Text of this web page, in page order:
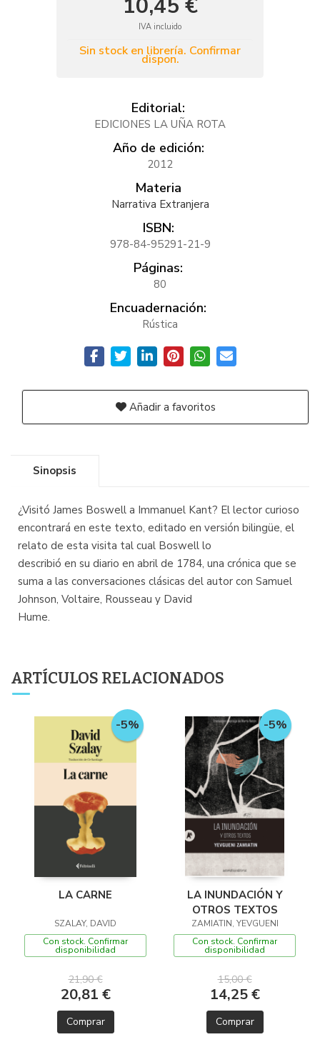
10,45 €
IVA incluido
Sin stock en librería. Confirmar
dispon.
Editorial:
EDICIONES LA UÑA ROTA
Año de edición:
2012
Materia
Narrativa Extranjera
ISBN:
978-84-95291-21-9
Páginas:
80
Encuadernación:
Rústica
Añadir a favoritos
Sinopsis
¿Visitó James Boswell a Immanuel Kant? El lector curioso
encontrará en este texto, editado en versión bilingüe, el
relato de esta visita tal cual Boswell lo
describió en su diario en abril de 1784, una crónica que se
suma a las conversaciones clásicas del autor con Samuel
Johnson, Voltaire, Rousseau y David
Hume.
ARTÍCULOS RELACIONADOS
-5%
LA CARNE
SZALAY, DAVID
Con stock. Confirmar
disponibilidad
21,90 €
20,81 €
Comprar
-5%
LA INUNDACIÓN Y
OTROS TEXTOS
ZAMIATIN, YEVGUENI
Con stock. Confirmar
disponibilidad
15,00 €
14,25 €
Comprar